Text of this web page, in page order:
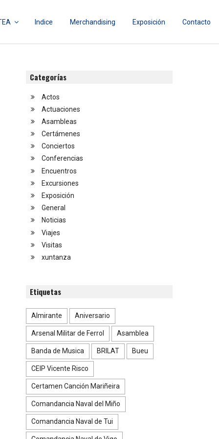
Indice Merchandising Exposición Contacto
Categorías
Actos
Actuaciones
Asambleas
Certámenes
Conciertos
Conferencias
Encuentros
Excursiones
Exposición
General
Noticias
Viajes
Visitas
xuntanza
Etiquetas
Almirante Aniversario
Arsenal Militar de Ferrol Asamblea
Banda de Musica BRILAT Bueu
CEIP Vicente Risco
Certamen Canción Mariñeira
Comandancia Naval del Miño
Comandancia Naval de Tui